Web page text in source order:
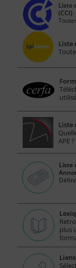
Liste
(CCI)
Liste
Liste
APE
Liste
plus